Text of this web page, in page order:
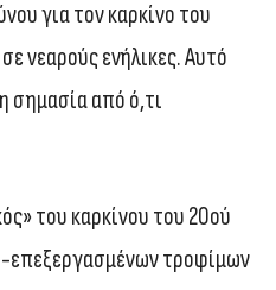
για τον καρκίνο του
νεαρούς ενήλικες. Αυτό
σημασία από ό,τι
του καρκίνου του 20ού
τροφίμων